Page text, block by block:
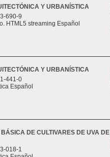
Y URBANÍSTICA
690-9
HTML5 streaming Español
Y URBANÍSTICA
441-0
Español
DE CULTIVARES DE UVA DE
018-1